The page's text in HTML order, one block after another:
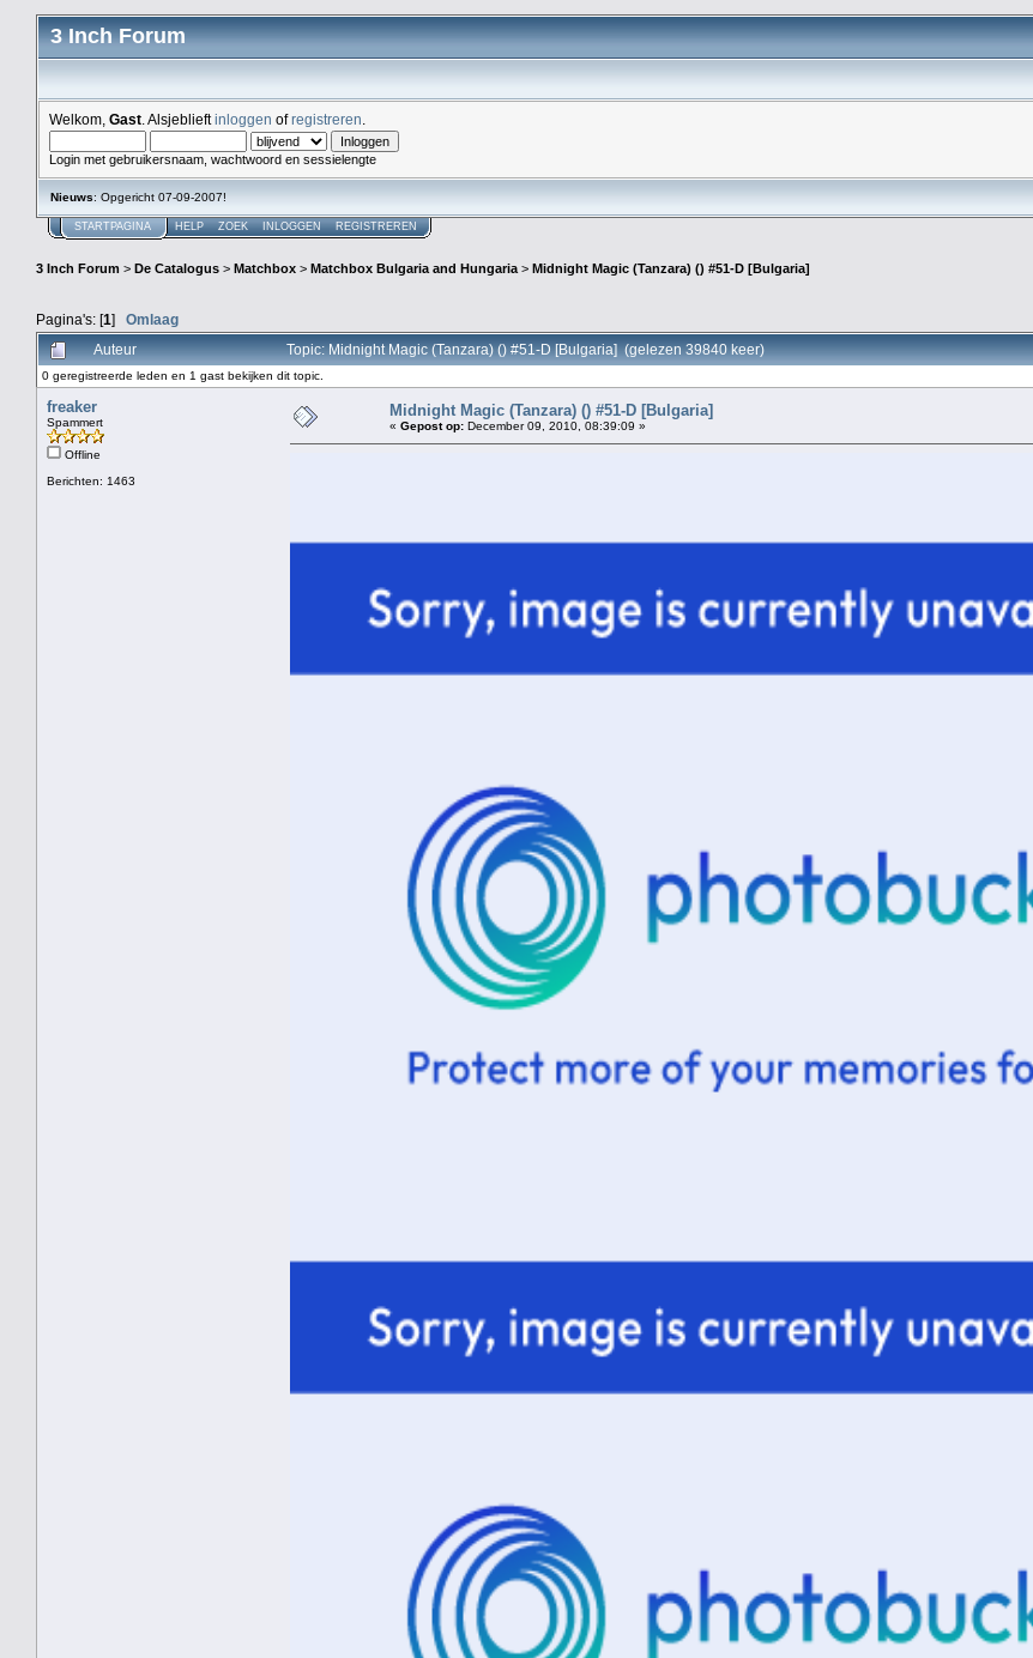
3 Inch Forum
Welkom, Gast . Alsjeblieftinloggen ofregistreren
Login met gebruikersnaam, wachtwoord en sessielengte
Nieuws: Opgericht 07-09-2007!
STARTPAGINA HELP ZOEK INLOGGEN REGISTREREN
3 Inch Forum > De Catalogus > Matchbox > Matchbox Bulgaria and Hungaria > Midnight Magic (Tanzara) () #51-D [Bulgaria]
Pagina's: [1] Omlaag
Auteur Topic: Midnight Magic (Tanzara) () #51-D [Bulgaria] (gelezen 39840 keer)
0 geregistreerde leden en 1 gast bekijken dit topic.
freaker
Spammert
Offline
Berichten: 1463
Midnight Magic (Tanzara) () #51-D [Bulgaria]
« Gepost op: December 09, 2010, 08:39:09 »